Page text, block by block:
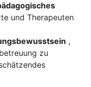
und Therapeuten
,
zu